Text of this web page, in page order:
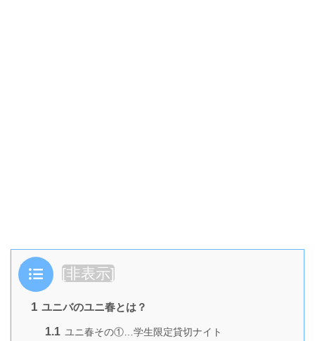
目次 [非表示]
1 ユニバのユニ春とは？
1.1 ユニ春その①…学生限定貸切ナイト